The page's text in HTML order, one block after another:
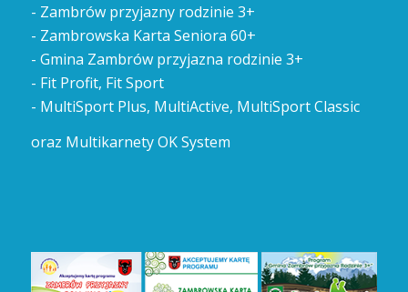
- Zambrów przyjazny rodzinie 3+
- Zambrowska Karta Seniora 60+
- Gmina Zambrów przyjazna rodzinie 3+
- Fit Profit, Fit Sport
- MultiSport Plus, MultiActive, MultiSport Classic
oraz Multikarnety OK System